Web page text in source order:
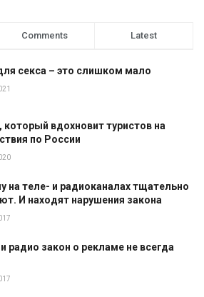
Comments Latest
секса – это слишком мало
который вдохновит туристов на
по России
на теле- и радиоканалах тщательно
И находят нарушения закона
радио закон о рекламе не всегда